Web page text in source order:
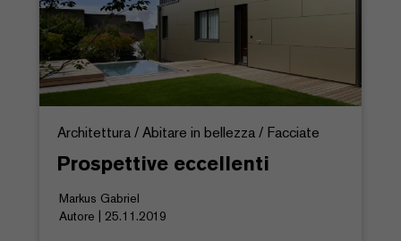
Architettura / Abitare in bellezza / Facciate
Prospettive eccellenti
Markus Gabriel
Autore | 25.11.2019